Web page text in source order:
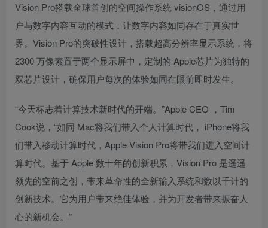
Vision Pro搭载全球首创的空间操作系统 visionOS，通过用
户与数字内容互动的模式，让数字内容如同存在于真实世
界。Vision Pro的突破性设计，搭载超高分辨率显示系统，将
2300 万像素置于两个显示屏中，定制的 Apple芯片为独特的
双芯片设计，确保用户每次的体验如同在眼前即时发生。
“今天标志着计算技术新时代的开端。”Apple CEO ，Tim
Cook说，“如同 Mac将我们带入个人计算时代， iPhone将我
们带入移动计算时代，Apple Vision Pro将带我们进入空间计
算时代。基于 Apple 数十年的创新积累，Vision Pro 是遥遥
领先的空前之创，带来革命性的全新输入系统和数以千计的
创新技术。它为用户带来绝佳体验，并为开发者带来振奋人
心的新机会。”